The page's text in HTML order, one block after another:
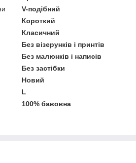
V-подібний
Короткий
Класичний
Без візерунків і принтів
Без малюнків і написів
Без застібки
Новий
L
100% бавовна